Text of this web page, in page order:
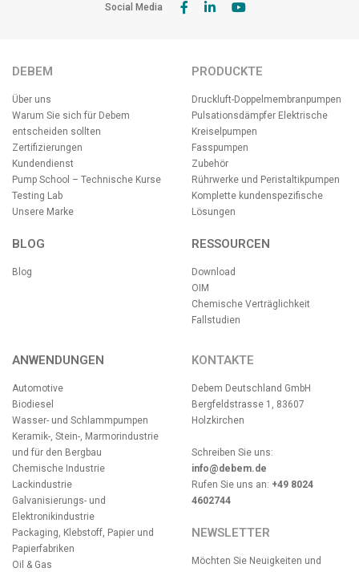
Social Media
DEBEM
Über uns
Warum Sie sich für Debem
entscheiden sollten
Zertifizierungen
Kundendienst
Pump School – Technische Kurse
Testing Lab
Unsere Marke
BLOG
Blog
PRODUCKTE
Druckluft-Doppelmembranpumpen
Pulsationsdämpfer Elektrische
Kreiselpumpen
Fasspumpen
Zubehör
Rührwerke und Peristaltikpumpen
Komplette kundenspezifische
Lösungen
RESSOURCEN
Download
OIM
Chemische Verträglichkeit
Fallstudien
ANWENDUNGEN
Automotive
Biodiesel
Wasser- und Schlammpumpen
Keramik-, Stein-, Marmorindustrie
und für den Bergbau
Chemische Industrie
Lackindustrie
Galvanisierungs- und
Elektronikindustrie
Packaging, Klebstoff, Papier und
Papierfabriken
Oil & Gas
KONTAKTE
Debem Deutschland GmbH
Bergfeldstrasse 1, 83607
Holzkirchen
Schreiben Sie uns:
info@debem.de
Rufen Sie uns an: +49 8024
4602744
NEWSLETTER
Möchten Sie Neuigkeiten und